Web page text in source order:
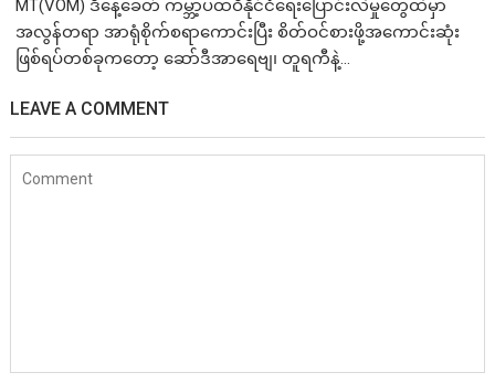
MT(VOM) ​ဒီနေ့ခေတ် ကမ္ဘာ့ပထဝီနိုင်ငံရေးပြောင်းလဲမှုတွေထဲမှာ
အလွန်တရာ အာရုံစိုက်စရာကောင်းပြီး စိတ်ဝင်စားဖို့အကောင်းဆုံး
ဖြစ်ရပ်တစ်ခုကတော့ ဆော်ဒီအာရေဗျ၊ တူရကီနဲ့...
LEAVE A COMMENT